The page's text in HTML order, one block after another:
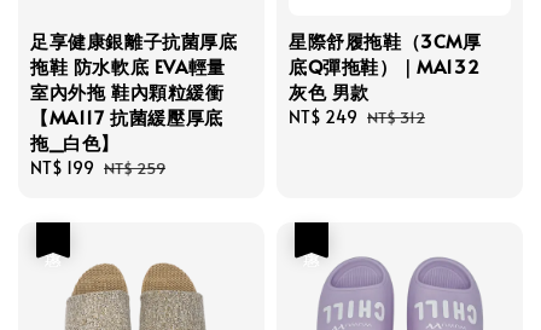
足享健康銀離子抗菌厚底
拖鞋 防水軟底 EVA輕量
室內外拖 鞋內顆粒緩衝
【MA117 抗菌緩壓厚底
拖_白色】
Sale
NT$ 199 Regular
NT$ 259
星際舒履拖鞋（3CM厚
底Q彈拖鞋）｜MA132
灰色 男款
Sale
NT$ 249 Regular
NT$ 312